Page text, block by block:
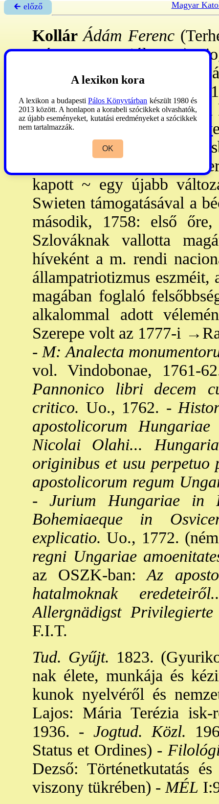
🡰 előző Magyar
KollárÁdám Ferenc
Bécs, 1783. júl. 13.):
Tanulmányait
Nagyszombatban
gimn. tanár, majd
(1744-45: a
→kun nyelv
István ~nak diktálta le
torzult szövegét. 1771:
kapott ~ egy újabb
Swieten támogatásával a
második, 1758: első
Szlováknak vallotta
híveként a m. rendi
állampatriotizmus eszméit,
magában foglaló
alkalommal adott
Szerepe volt az 1777-i
- M: Analecta
vol. Vindobonae, 1761-
Pannonico libri decem
critico. Uo., 1762. -
apostolicorum
Nicolai Olahi...
originibus et usu perpetuo
apostolicorum regum
- Jurium Hungariae in
Bohemiaeque in
explicatio. Uo., 1772.
regni Ungariae
az OSZK-ban: Az
hatalmoknak
Allergnädigst Privilegierte
F.I.T.
Tud. Gyűjt. 1823.
nak élete, munkája és
kunok nyelvéről és
Lajos: Mária Terézia
1936. - Jogtud. Közl.
Status et Ordines) -
Dezső: Történetkutatás
viszony tükrében) - MÉL
A lexikon kora
A lexikon a budapesti Pálos Könyvtárban készült 1980 és
2013 között. A honlapon a korabeli szócikkek olvashatók,
az újabb eseményeket, kutatási eredményeket a szócikkek
nem tartalmazzák.
OK